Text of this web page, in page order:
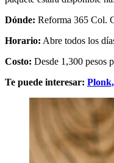
Dónde: Reforma 365 Col.
Horario: Abre todos los
Costo: Desde 1,300 pesos
Te puede interesar: